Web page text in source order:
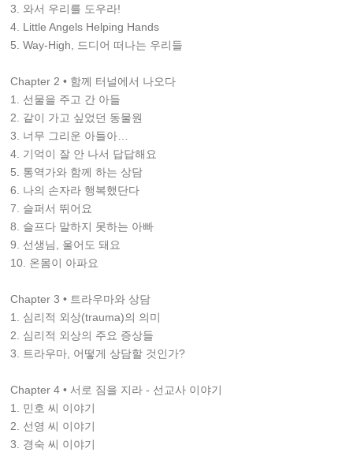
3. 와서 우리를 도우라!
4. Little Angels Helping Hands
5. Way-High, 드디어 떠나는 우리들
Chapter 2 • 함께 터널에서 나오다
1. 선물을 주고 간 아들
2. 같이 가고 싶었던 동물원
3. 너무 그리운 아들아…
4. 기억이 잘 안 나서 답답해요
5. 통역가와 함께 하는 상담
6. 나의 손자라 행복했단다
7. 슬퍼서 뛰어요
8. 슬프다 말하지 못하는 아빠
9. 선생님, 울어도 돼요
10. 온몸이 아파요
Chapter 3 • 트라우마와 상담
1. 심리적 외상(trauma)의 의미
2. 심리적 외상의 주요 증상들
3. 트라우마, 어떻게 상담할 것인가?
Chapter 4 • 서로 짐을 지라 - 선교사 이야기
1. 민호 씨 이야기
2. 선영 씨 이야기
3. 경숙 씨 이야기